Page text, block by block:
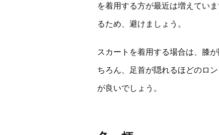
を着用する方が最近は増えてい
るため、避けましょう。
スカートを着用する場合は、膝
ちろん、足首が隠れるほどのロ
が良いでしょう。